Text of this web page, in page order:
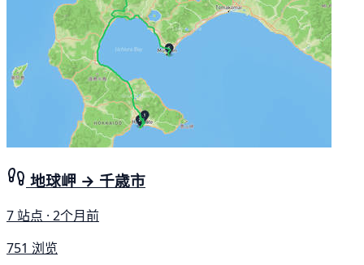
地球岬 → 千歳市
7 站点 · 2个月前
751 浏览